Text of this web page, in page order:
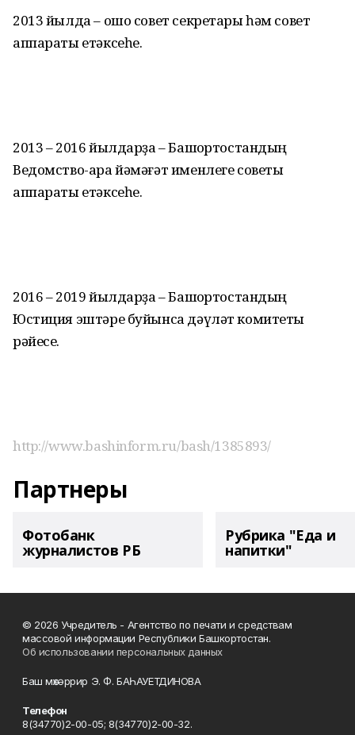
2013 йылда – ошо совет секретары һәм совет
аппараты етәксеһе.
2013 – 2016 йылдарҙа – Башҡортостандың
Ведомство-ара йәмәғәт именлеге советы
аппараты етәксеһе.
2016 – 2019 йылдарҙа – Башҡортостандың
Юстиция эштәре буйынса дәүләт комитеты
рәйесе.
http://www.bashinform.ru/bash/1385893/
Партнеры
Фотобанк
журналистов РБ
Рубрика "Еда и
напитки"
© 2026 Учредитель - Агентство по печати и средствам
массовой информации Республики Башкортостан.
Об использовании персональных данных
Баш мөхәррир Э. Ф. БАҺАУЕТДИНОВА
Телефон
8(34770)2-00-05; 8(34770)2-00-32.